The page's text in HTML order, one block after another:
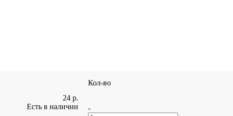
24 р.
Есть в наличии
Кол-во
-